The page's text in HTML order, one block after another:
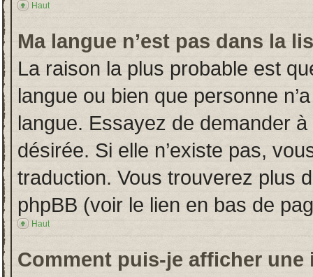
Haut
Ma langue n’est pas dans la
La raison la plus probable est
langue ou bien que personne
langue. Essayez de demander à
désirée. Si elle n’existe pas,
traduction. Vous trouverez plus
phpBB (voir le lien en bas de
Haut
Comment puis-je afficher une